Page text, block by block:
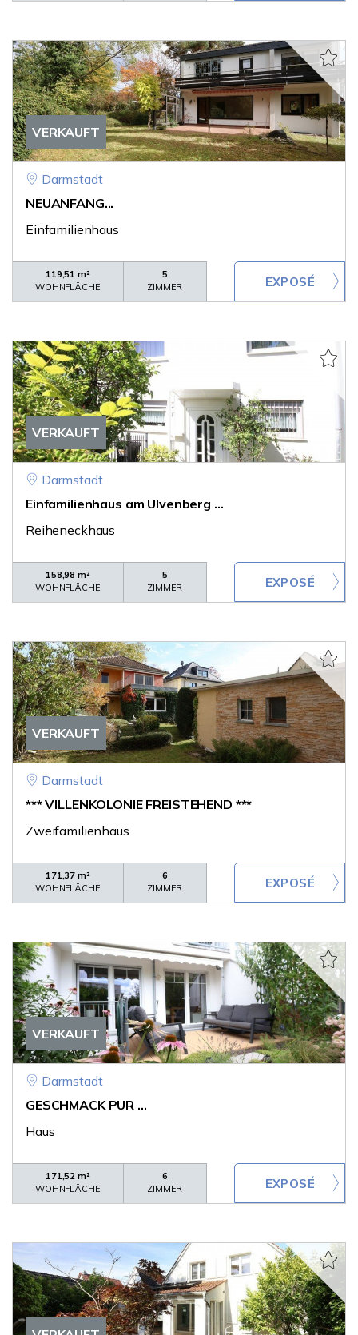
VERKAUFT
Darmstadt
NEUANFANG...
Einfamilienhaus
119,51 m²
WOHNFLÄCHE
5
ZIMMER
VERKAUFT
Darmstadt
Einfamilienhaus am Ulvenberg ...
Reiheneckhaus
158,98 m²
WOHNFLÄCHE
5
ZIMMER
VERKAUFT
Darmstadt
*** VILLENKOLONIE FREISTEHEND ***
Zweifamilienhaus
171,37 m²
WOHNFLÄCHE
6
ZIMMER
VERKAUFT
Darmstadt
GESCHMACK PUR ...
Haus
171,52 m²
WOHNFLÄCHE
6
ZIMMER